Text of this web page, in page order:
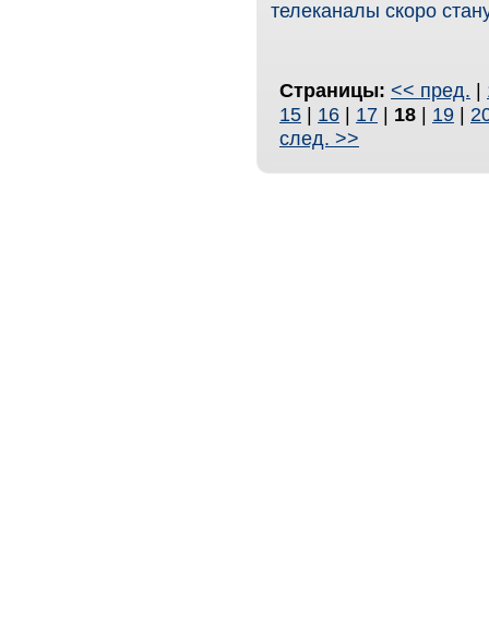
телеканалы скоро
Страницы: << пред. |
15 | 16 | 17 | 18 | 19 |
след. >>